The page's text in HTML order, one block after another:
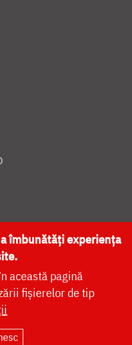
NAȚIONALĂ
îmbunătăți experiența
această pagină
fișierelor de tip